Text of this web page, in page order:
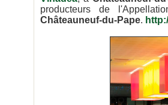
producteurs de
Châteauneuf-du-Pape.